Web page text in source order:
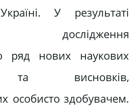
У результаті
дослідження
ряд нових наукових
та висновків,
особисто здобувачем.